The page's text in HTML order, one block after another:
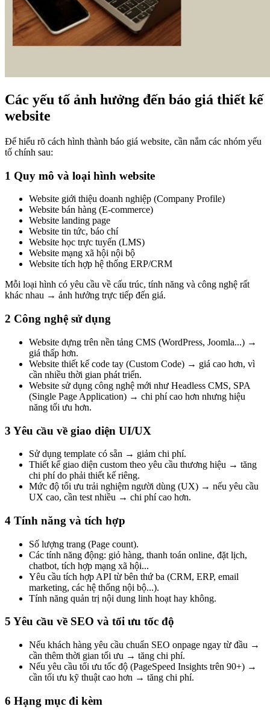
Các yếu tố ảnh hưởng đến báo giá thiết kế
website
Để hiểu rõ cách hình thành báo giá website, cần nắm các nhóm yếu
tố chính sau:
1 Quy mô và loại hình website
Website giới thiệu doanh nghiệp (Company Profile)
Website bán hàng (E-commerce)
Website landing page
Website tin tức, báo chí
Website học trực tuyến (LMS)
Website mạng xã hội nội bộ
Website tích hợp hệ thống ERP/CRM
Mỗi loại hình có yêu cầu về cấu trúc, tính năng và công nghệ rất
khác nhau → ảnh hưởng trực tiếp đến giá.
2 Công nghệ sử dụng
Website dựng trên nền tảng CMS (WordPress, Joomla...) →
giá thấp hơn.
Website thiết kế code tay (Custom Code) → giá cao hơn, vì
cần nhiều thời gian phát triển.
Website sử dụng công nghệ mới như Headless CMS, SPA
(Single Page Application) → chi phí cao hơn nhưng hiệu
năng tối ưu hơn.
3 Yêu cầu về giao diện UI/UX
Sử dụng template có sẵn → giảm chi phí.
Thiết kế giao diện custom theo yêu cầu thương hiệu → tăng
chi phí do phải thiết kế riêng.
Mức độ tối ưu trải nghiệm người dùng (UX) → nếu yêu cầu
UX cao, cần test nhiều → chi phí cao hơn.
4 Tính năng và tích hợp
Số lượng trang (Page count).
Các tính năng động: giỏ hàng, thanh toán online, đặt lịch,
chatbot, tích hợp mạng xã hội...
Yêu cầu tích hợp API từ bên thứ ba (CRM, ERP, email
marketing, các hệ thống nội bộ...).
Tính năng quản trị nội dung linh hoạt hay không.
5 Yêu cầu về SEO và tối ưu tốc độ
Nếu khách hàng yêu cầu chuẩn SEO onpage ngay từ đầu →
cần thêm thời gian tối ưu → tăng chi phí.
Nếu yêu cầu tối ưu tốc độ (PageSpeed Insights trên 90+) →
cần tối ưu kỹ thuật cao hơn → tăng chi phí.
6 Hạng mục đi kèm